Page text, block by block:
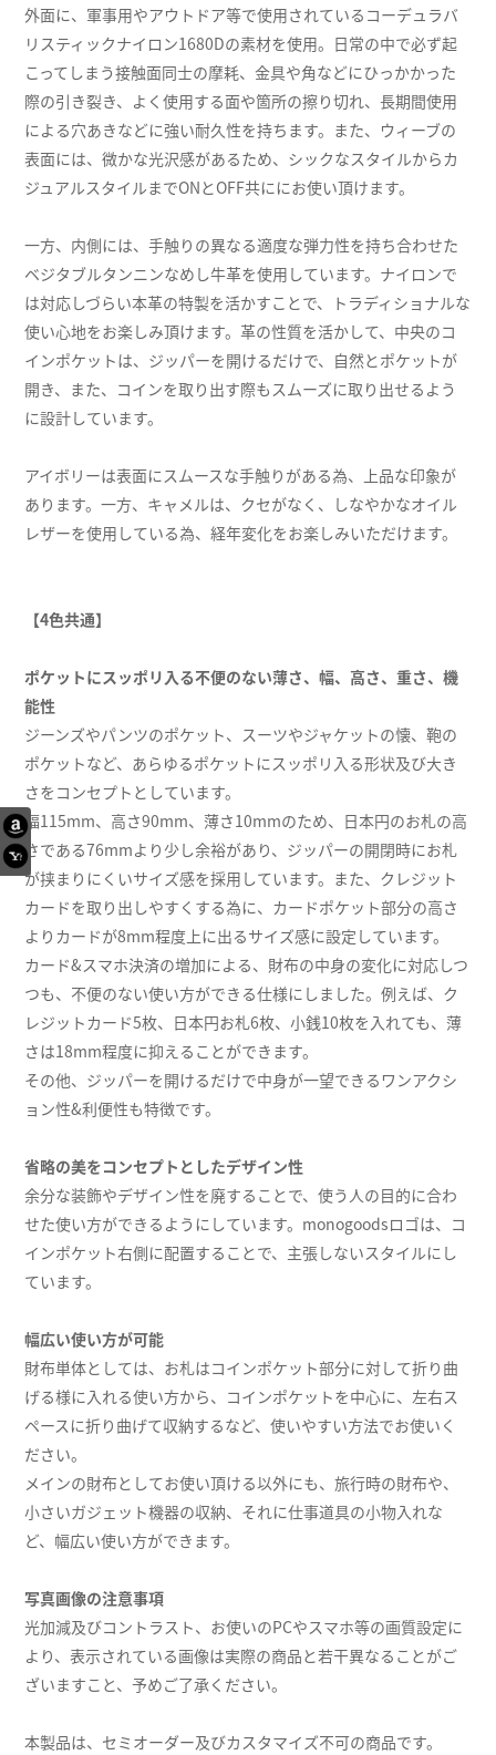
外面に、軍事用やアウトドア等で使用されているコーデュラバ
リスティックナイロン1680Dの素材を使用。日常の中で必ず起
こってしまう接触面同士の摩耗、金具や角などにひっかかった
際の引き裂き、よく使用する面や箇所の擦り切れ、長期間使用
による穴あきなどに強い耐久性を持ちます。また、ウィーブの
表面には、微かな光沢感があるため、シックなスタイルからカ
ジュアルスタイルまでONとOFF共ににお使い頂けます。
一方、内側には、手触りの異なる適度な弾力性を持ち合わせた
ベジタブルタンニンなめし牛革を使用しています。ナイロンで
は対応しづらい本革の特製を活かすことで、トラディショナルな
使い心地をお楽しみ頂けます。革の性質を活かして、中央のコ
インポケットは、ジッパーを開けるだけで、自然とポケットが
開き、また、コインを取り出す際もスムーズに取り出せるよう
に設計しています。
アイボリーは表面にスムースな手触りがある為、上品な印象が
あります。一方、キャメルは、クセがなく、しなやかなオイル
レザーを使用している為、経年変化をお楽しみいただけます。
【4色共通】
ポケットにスッポリ入る不便のない薄さ、幅、高さ、重さ、機
能性
ジーンズやパンツのポケット、スーツやジャケットの懐、鞄の
ポケットなど、あらゆるポケットにスッポリ入る形状及び大き
さをコンセプトとしています。
幅115mm、高さ90mm、薄さ10mmのため、日本円のお札の高
さである76mmより少し余裕があり、ジッパーの開閉時にお札
が挟まりにくいサイズ感を採用しています。また、クレジット
カードを取り出しやすくする為に、カードポケット部分の高さ
よりカードが8mm程度上に出るサイズ感に設定しています。
カード&スマホ決済の増加による、財布の中身の変化に対応しつ
つも、不便のない使い方ができる仕様にしました。例えば、ク
レジットカード5枚、日本円お札6枚、小銭10枚を入れても、薄
さは18mm程度に抑えることができます。
その他、ジッパーを開けるだけで中身が一望できるワンアクシ
ョン性&利便性も特徴です。
省略の美をコンセプトとしたデザイン性
余分な装飾やデザイン性を廃することで、使う人の目的に合わ
せた使い方ができるようにしています。monogoodsロゴは、コ
インポケット右側に配置することで、主張しないスタイルにし
ています。
幅広い使い方が可能
財布単体としては、お札はコインポケット部分に対して折り曲
げる様に入れる使い方から、コインポケットを中心に、左右ス
ペースに折り曲げて収納するなど、使いやすい方法でお使いく
ださい。
メインの財布としてお使い頂ける以外にも、旅行時の財布や、
小さいガジェット機器の収納、それに仕事道具の小物入れな
ど、幅広い使い方ができます。
写真画像の注意事項
光加減及びコントラスト、お使いのPCやスマホ等の画質設定に
より、表示されている画像は実際の商品と若干異なることがご
ざいますこと、予めご了承ください。
本製品は、セミオーダー及びカスタマイズ不可の商品です。